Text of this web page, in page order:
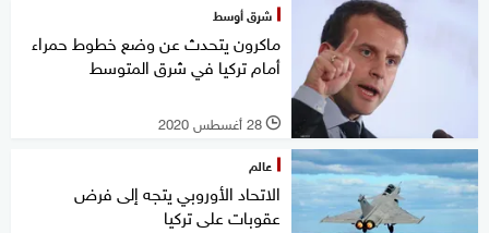
شرق أوسط
ماكرون يتحدث عن وضع خطوط حمراء
أمام تركيا في شرق المتوسط
l 28 أغسطس 2020
عالم
الاتحاد الأوروبي يتجه إلى فرض
عقوبات على تركيا